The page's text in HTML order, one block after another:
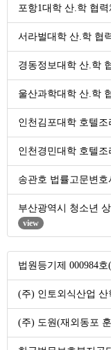
포항1대학 산.학 협력
서라벌대학 산.학 협
경동정보대학 산.학
울산과학대학 산.학
인천김포대학 호텔조
인천경민대학 호텔조
송관호 법률고문변호
부산광역시 청소년
view
법원등기제 000984호
(주) 인토외식산업 산
(주) 도원(재외동포